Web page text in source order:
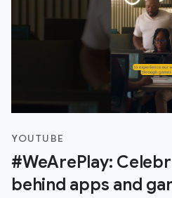
YOUTUBE
#WeArePlay:
behind apps and